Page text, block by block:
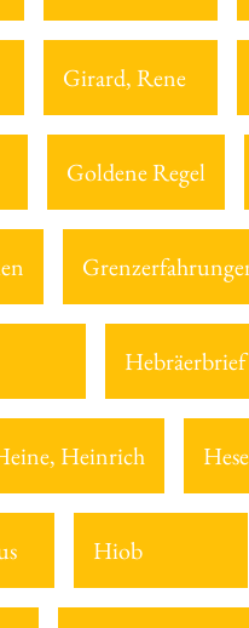
Girard, Rene
Goldene Regel
Hebräerbrief
Heinrich
Hiob